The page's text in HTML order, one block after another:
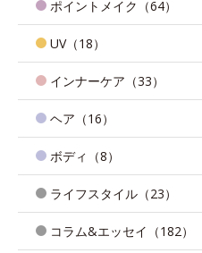
ポイントメイク（64）
UV（18）
インナーケア（33）
ヘア（16）
ボディ（8）
ライフスタイル（23）
コラム&エッセイ（182）